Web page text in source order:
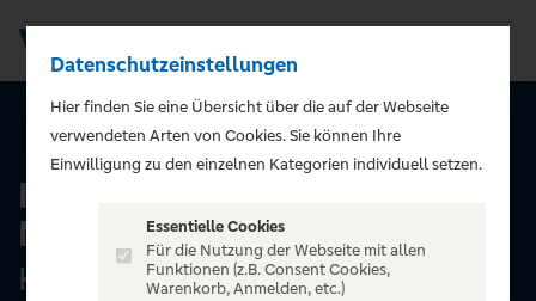
ALLE TERMINE
Ingo Appelt - MÄNNER
NERVEN STARK
Kolosseum, Lübeck
Datenschutzeinstellungen
Hier finden Sie eine Übersicht über die auf der Webseite
verwendeten Arten von Cookies. Sie können Ihre
Einwilligung zu den einzelnen Kategorien individuell setzen.
Essentielle Cookies
Für die Nutzung der Webseite mit allen
Funktionen (z.B. Consent Cookies,
Warenkorb, Anmelden, etc.)